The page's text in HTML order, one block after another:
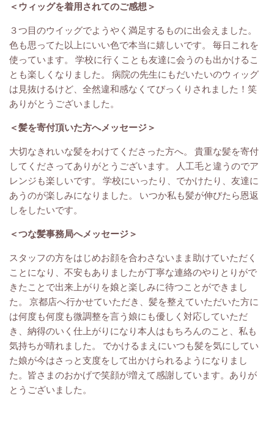
＜ウィッグを着用されてのご感想＞
３つ目のウイッグでようやく満足するものに出会えました。
色も思ってた以上にいい色で本当に嬉しいです。 毎日これを
使っています。 学校に行くことも友達に会うのも出かけるこ
とも楽しくなりました。 病院の先生にもだいたいのウィッグ
は見抜けるけど、全然違和感なくてびっくりされました！笑
ありがとうございました。
＜髪を寄付頂いた方へメッセージ＞
大切なきれいな髪をわけてくださった方へ。 貴重な髪を寄付
してくださってありがとうございます。 人工毛と違うのでア
レンジも楽しいです。 学校にいったり、でかけたり、友達に
あうのが楽しみになりました。 いつか私も髪が伸びたら恩返
しをしたいです。
＜つな髪事務局へメッセージ＞
スタッフの方をはじめお顔を合わさないまま助けていただく
ことになり、不安もありましたが丁寧な連絡のやりとりがで
きたことで出来上がりを娘と楽しみに待つことができまし
た。 京都店へ行かせていただき、髪を整えていただいた方に
は何度も何度も微調整を言う娘にも優しく対応していただ
き、納得のいく仕上がりになり本人はもちろんのこと、私も
気持ちが晴れました。 でかけるまえにいつも髪を気にしてい
た娘が今はさっと支度をして出かけられるようになりまし
た。皆さまのおかげで笑顔が増えて感謝しています。ありが
とうございました。